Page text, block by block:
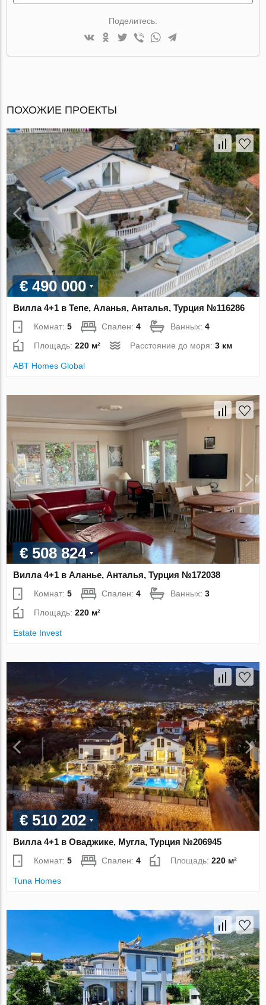
Поделитесь:
ПОХОЖИЕ ПРОЕКТЫ
€ 490 000
Вилла 4+1 в Тепе, Аланья, Анталья, Турция №116286
Комнат:5 Спален:4 Ванных:4
Площадь:220 м² Расстояние до моря:3 км
ABT Homes Global
€ 508 824
Вилла 4+1 в Аланье, Анталья, Турция №172038
Комнат:5 Спален:4 Ванных:3
Площадь:220 м²
Estate Invest
€ 510 202
Вилла 4+1 в Оваджике, Мугла, Турция №206945
Комнат:5 Спален:4 Площадь:220 м²
Tuna Homes